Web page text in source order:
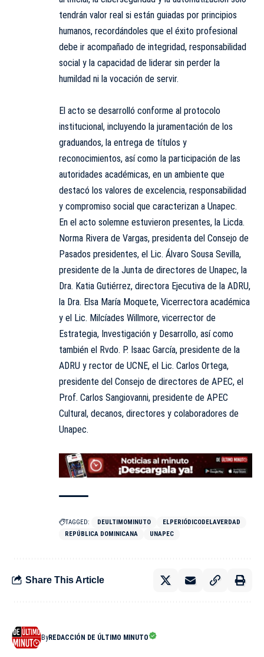
tendrán valor real si están guiadas por principios
humanos, recordándoles que el éxito profesional
debe ir acompañado de integridad, responsabilidad
social y la capacidad de liderar sin perder la
humildad ni la vocación de servir.
El acto se desarrolló conforme al protocolo
institucional, incluyendo la juramentación de los
graduandos, la entrega de títulos y
reconocimientos, así como la participación de las
autoridades académicas, en un ambiente que
destacó los valores de excelencia, responsabilidad
y compromiso social que caracterizan a Unapec.
En el acto solemne estuvieron presentes, la Licda.
Norma Rivera de Vargas, presidenta del Consejo de
Pasados presidentes, el Lic. Álvaro Sousa Sevilla,
presidente de la Junta de directores de Unapec, la
Dra. Katia Gutiérrez, directora Ejecutiva de la ADRU,
la Dra. Elsa María Moquete, Vicerrectora académica
y el Lic. Milcíades Willmore, vicerrector de
Estrategia, Investigación y Desarrollo, así como
también el Rvdo. P. Isaac García, presidente de la
ADRU y rector de UCNE, el Lic. Carlos Ortega,
presidente del Consejo de directores de APEC, el
Prof. Carlos Sangiovanni, presidente de APEC
Cultural, decanos, directores y colaboradores de
Unapec.
TAGGED: DEULTIMOMINUTO
ELPERIÓDICODELAVERDAD
REPÚBLICA DOMINICANA
UNAPEC
Share This Article
ByREDACCIÓN DE ÚLTIMO MINUTO